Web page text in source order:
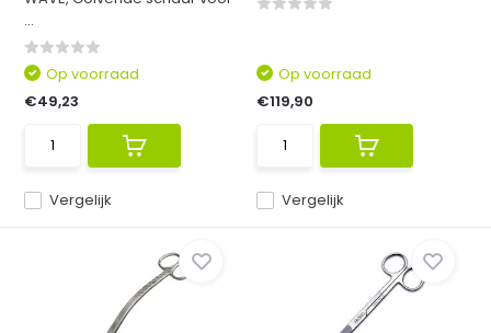
...
Vergelijk
Op voorraad
€49,23
Vergelijk
Op voorraad
€119,90